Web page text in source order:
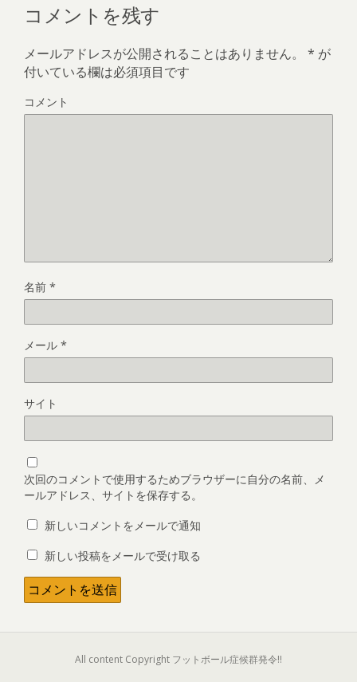
コメントを残す
メールアドレスが公開されることはありません。 * が
付いている欄は必須項目です
コメント
名前 *
メール *
サイト
次回のコメントで使用するためブラウザーに自分の名前、メ
ールアドレス、サイトを保存する。
新しいコメントをメールで通知
新しい投稿をメールで受け取る
All content Copyright フットボール症候群発令!!